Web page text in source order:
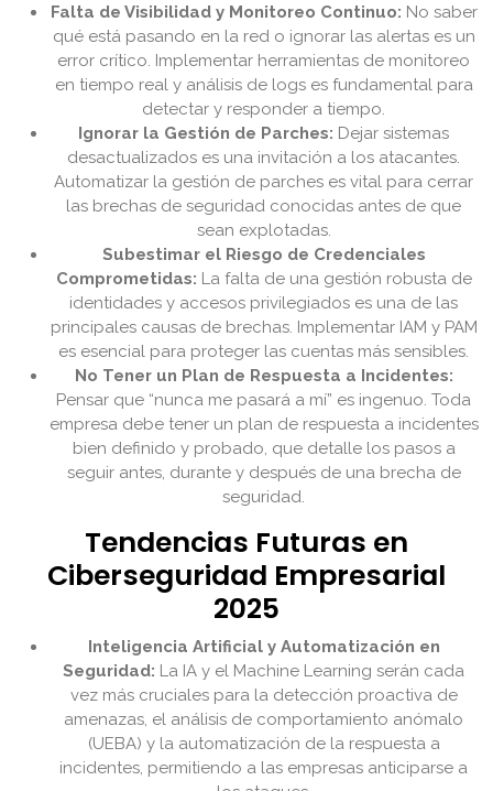
Falta de Visibilidad y Monitoreo Continuo: No saber
qué está pasando en la red o ignorar las alertas es un
error crítico. Implementar herramientas de monitoreo
en tiempo real y análisis de logs es fundamental para
detectar y responder a tiempo.
Ignorar la Gestión de Parches: Dejar sistemas
desactualizados es una invitación a los atacantes.
Automatizar la gestión de parches es vital para cerrar
las brechas de seguridad conocidas antes de que
sean explotadas.
Subestimar el Riesgo de Credenciales
Comprometidas: La falta de una gestión robusta de
identidades y accesos privilegiados es una de las
principales causas de brechas. Implementar IAM y PAM
es esencial para proteger las cuentas más sensibles.
No Tener un Plan de Respuesta a Incidentes:
Pensar que “nunca me pasará a mí” es ingenuo. Toda
empresa debe tener un plan de respuesta a incidentes
bien definido y probado, que detalle los pasos a
seguir antes, durante y después de una brecha de
seguridad.
Tendencias Futuras en
Ciberseguridad Empresarial
2025
Inteligencia Artificial y Automatización en
Seguridad: La IA y el Machine Learning serán cada
vez más cruciales para la detección proactiva de
amenazas, el análisis de comportamiento anómalo
(UEBA) y la automatización de la respuesta a
incidentes, permitiendo a las empresas anticiparse a